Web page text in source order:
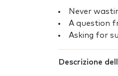
Never
A question
Asking for
Descrizione